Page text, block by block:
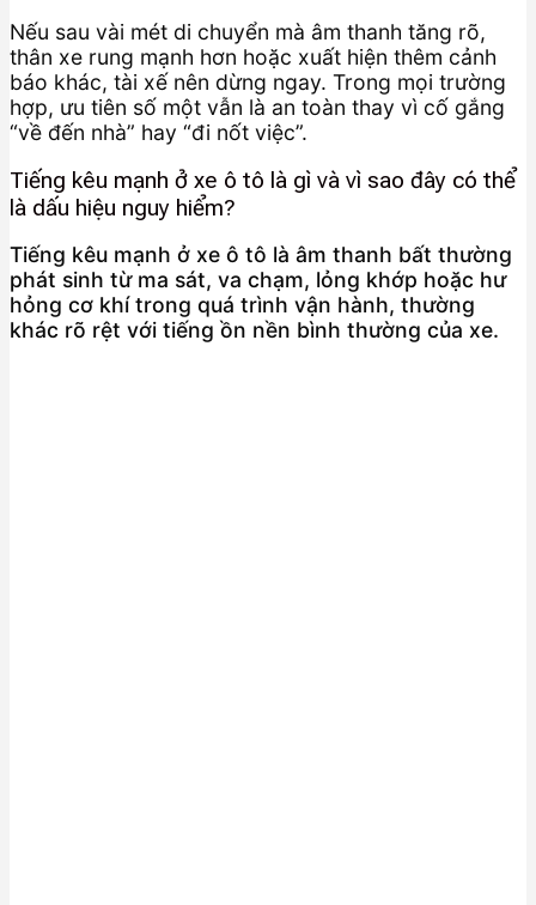
Nếu sau vài mét di chuyển mà âm thanh tăng rõ,
thân xe rung mạnh hơn hoặc xuất hiện thêm cảnh
báo khác, tài xế nên dừng ngay. Trong mọi trường
hợp, ưu tiên số một vẫn là an toàn thay vì cố gắng
“về đến nhà” hay “đi nốt việc”.
Tiếng kêu mạnh ở xe ô tô là gì và vì sao đây có thể
là dấu hiệu nguy hiểm?
Tiếng kêu mạnh ở xe ô tô là âm thanh bất thường
phát sinh từ ma sát, va chạm, lỏng khớp hoặc hư
hỏng cơ khí trong quá trình vận hành, thường
khác rõ rệt với tiếng ồn nền bình thường của xe.